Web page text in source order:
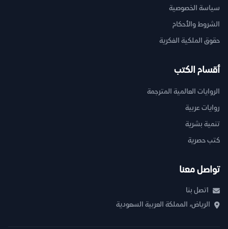
سياسة الخصوصية
الشروط والأحكام
حقوق الملكية الفكرية
أقسام الكتب
الروايات العالمية المترجمة
روايات عربية
تنمية بشرية
كتب حصرية
تواصل معنا
اتصل بنا
الرياض، المملكة العربية السعودية